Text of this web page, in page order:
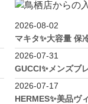
2026-08-02
マキタ✨大容量 保
2026-07-31
GUCCI✨メンズブ
2026-07-17
HERMES✨美品